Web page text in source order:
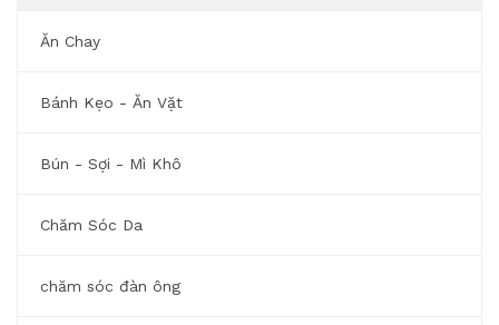
Ăn Chay
Bánh Kẹo - Ăn Vặt
Bún - Sợi - Mì Khô
Chăm Sóc Da
chăm sóc đàn ông